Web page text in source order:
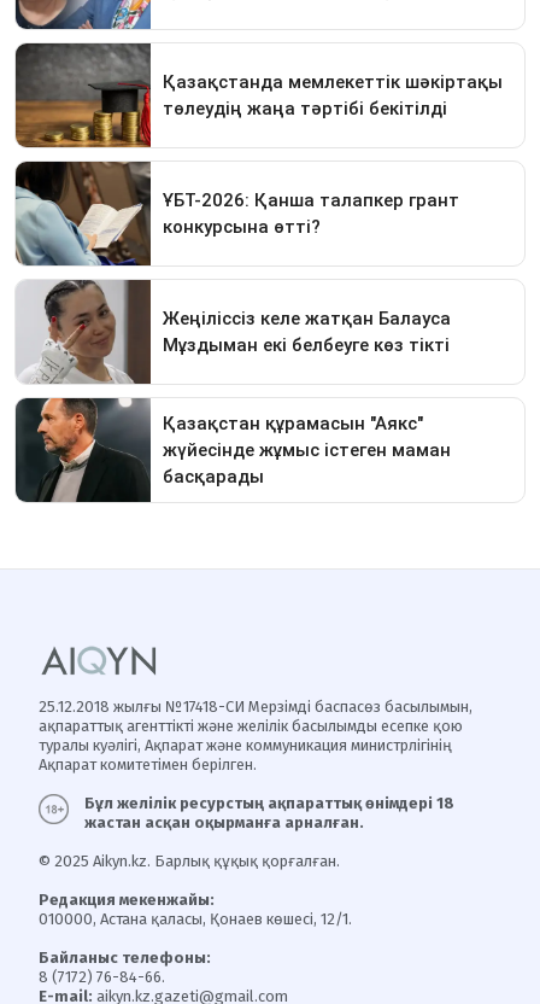
25.12.2018 жылғы №17418-СИ Мерзімді баспасөз басылымын,
ақпараттық агенттікті және желілік басылымды есепке қою
туралы куәлігі, Ақпарат және коммуникация министрлігінің
Ақпарат комитетімен берілген.
Бұл желілік ресурстың ақпараттық өнімдері 18
жастан асқан оқырманға арналған.
© 2025 Aikyn.kz. Барлық құқық қорғалған.
Редакция мекенжайы:
010000, Астана қаласы, Қонаев көшесі, 12/1.
Байланыс телефоны:
8 (7172) 76-84-66.
E-mail: aikyn.kz.gazeti@gmail.com